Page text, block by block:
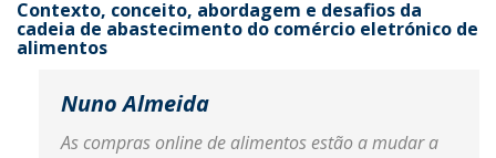
Contexto, conceito, abordagem e desafios da
cadeia de abastecimento do comércio eletrónico de
alimentos
Nuno Almeida
As compras online de alimentos estão a mudar a